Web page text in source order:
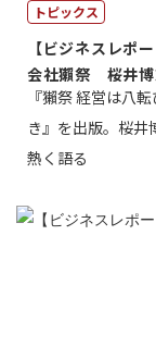
トピックス
【ビジネスレポ
会社獺祭 桜井博
『獺祭 経営は八
き』を出版。桜井
熱く語る